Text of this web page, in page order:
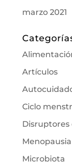
marzo 2021
Artículos
Ciclo
Disruptores
Menopausia
Microbiota